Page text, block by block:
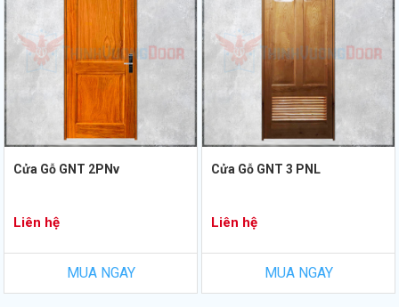
Cửa Gỗ GNT 2PNv
Liên hệ
MUA NGAY
Cửa Gỗ GNT 3 PNL
Liên hệ
MUA NGAY